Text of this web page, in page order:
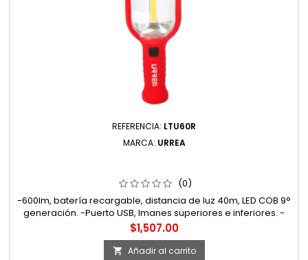
REFERENCIA: LTU60R
MARCA: URREA
(0)
-600lm, batería recargable, distancia de luz 40m, LED COB 9°
generación. -Puerto USB, Imanes superiores e inferiores. -
Batería de Li-ion. -Lámpara de taller 600lm recargable con
imanes y gancho de sujeción.
Precio
$1,507.00
 Añadir al carrito